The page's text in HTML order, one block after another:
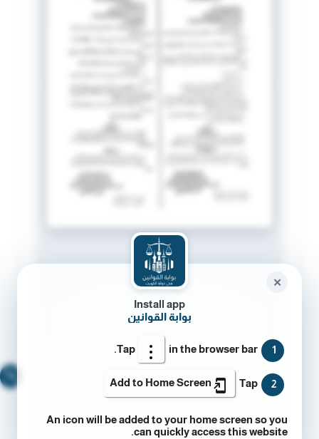
Install app
بوابة القوانين
1
Tap in the browser bar.
2
Tap
Add to Home Screen
An icon will be added to your home screen so you
can quickly access this website.
✕